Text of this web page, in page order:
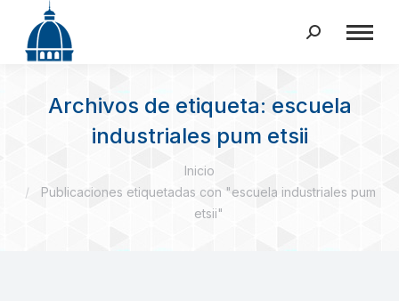
Buscar:
Archivos de etiqueta: escuela
industriales pum etsii
Inicio
Publicaciones etiquetadas con "escuela industriales pum
etsii"